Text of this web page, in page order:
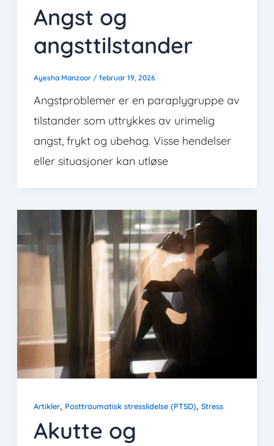
Angst og
angsttilstander
Ayesha Manzoor / februar 19, 2026
Angstproblemer er en paraplygruppe av
tilstander som uttrykkes av urimelig
angst, frykt og ubehag. Visse hendelser
eller situasjoner kan utløse
Artikler, Posttraumatisk stresslidelse (PTSD), Stress
Akutte og